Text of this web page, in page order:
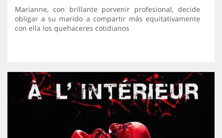
Marianne, con brillante porvenir profesional, decide
obligar a su marido a compartir más equitativamente
con ella los quehaceres cotidianos